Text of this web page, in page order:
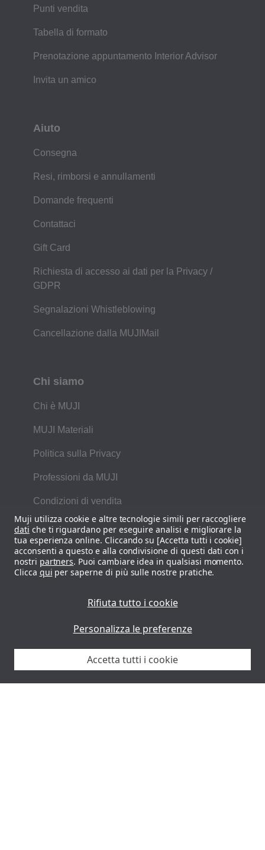
Punti vendita
Tabella di formato
Prenotazione appuntamento Interior Advisor
Invita un amico
Aiuto
Consegna
Resi, rimborsi e annullamenti
Domande frequenti
Contattaci
Gift Card
Richiesta di accesso ai dati per la Privacy /
GDPR
Segnalazioni Whistleblowing
Cancellazione dalla MUJIMail
Chi siamo
Chi è MUJI
MUJI Materiali
Politica sulla Privacy
Professioni da MUJI
Condizioni di vendita
Informativa sui cookie
Recycling
Dichiarazione sui siti web fraudolenti
giapponese di forma, funzione e semplicità.
Muji utilizza cookie e altre tecnologie simili per raccogliere
dati che ti riguardano per eseguire analisi e migliorare la
tua esperienza online. Cliccando su [Accetta tutti i cookie]
acconsenti a questo e alla condivisione di questi dati con i
nostri partners. Puoi cambiare idea in qualsiasi momento.
Clicca qui per saperne di più sulle nostre pratiche.
Personalizza le preferenze
Rifiuta tutto i cookie
Accetta tutti i cookie